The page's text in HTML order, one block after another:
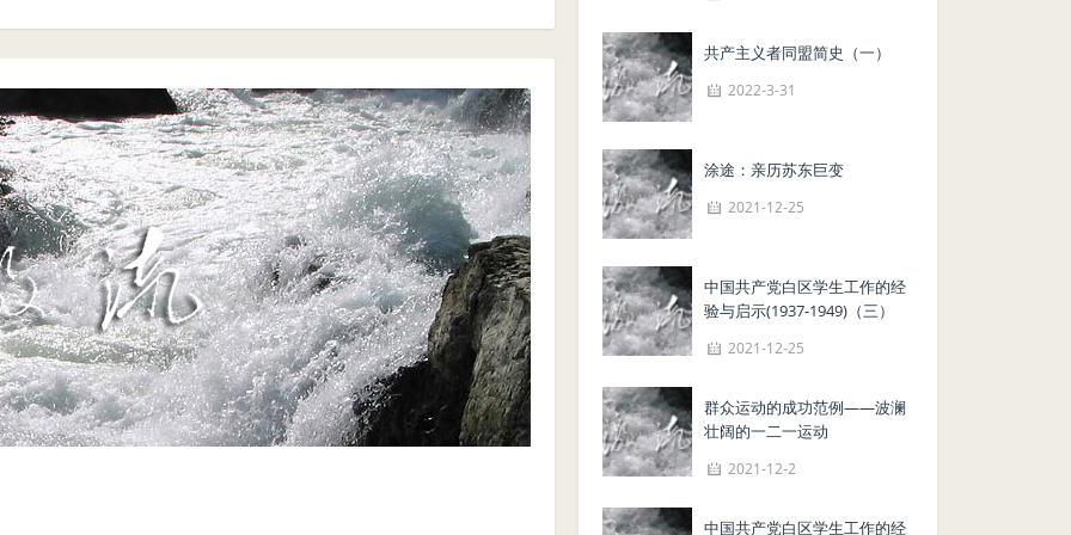
共产主义者同盟简史（一）
2022-3-31
涂途：亲历苏东巨变
2021-12-25
中国共产党白区学生工作的经
验与启示(1937-1949)（三）
2021-12-25
群众运动的成功范例——波澜
壮阔的一二一运动
2021-12-2
中国共产党白区学生工作的经